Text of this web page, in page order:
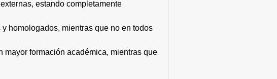
estando completamente
homologados, mientras que no en todos
mayor formación académica, mientras que